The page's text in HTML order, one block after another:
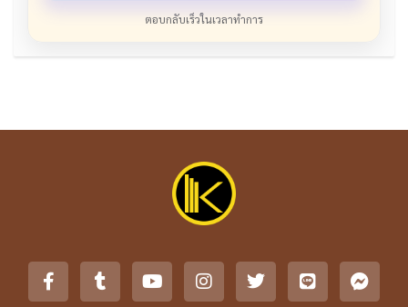
ตอบกลับเร็วในเวลาทำการ